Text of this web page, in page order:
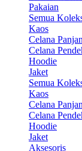
Pakaian
Semua
Kaos
Celana
Celana
Hoodie
Jaket
Semua
Kaos
Celana
Celana
Hoodie
Jaket
Aksesoris